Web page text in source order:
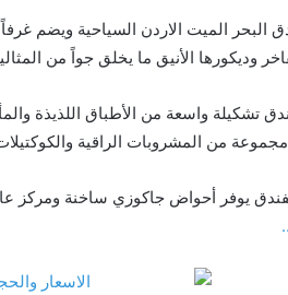
البحر الميت الاردن السياحية ويضم
وديكورها الأنيق ما يخلق جواً من
تشكيلة واسعة من الأطباق اللذيذة
من المشروبات الراقية
يوفر أحواض جاكوزي ساخنة ومركز